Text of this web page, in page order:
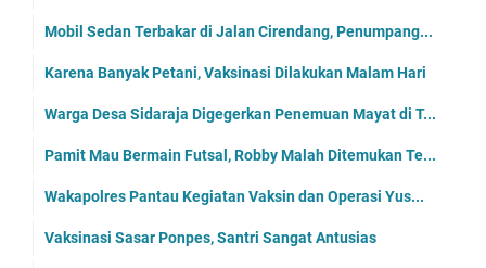
Mobil Sedan Terbakar di Jalan Cirendang, Penumpang...
Karena Banyak Petani, Vaksinasi Dilakukan Malam Hari
Warga Desa Sidaraja Digegerkan Penemuan Mayat di T...
Pamit Mau Bermain Futsal, Robby Malah Ditemukan Te...
Wakapolres Pantau Kegiatan Vaksin dan Operasi Yus...
Vaksinasi Sasar Ponpes, Santri Sangat Antusias